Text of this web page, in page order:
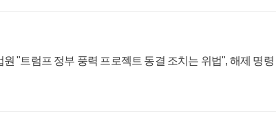
원 "트럼프 정부 풍력 프로젝트 동결 조치는 위법", 해제 명령